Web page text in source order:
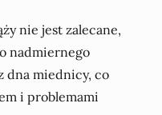
nie jest zalecane,
nadmiernego
dna miednicy, co
i problemami